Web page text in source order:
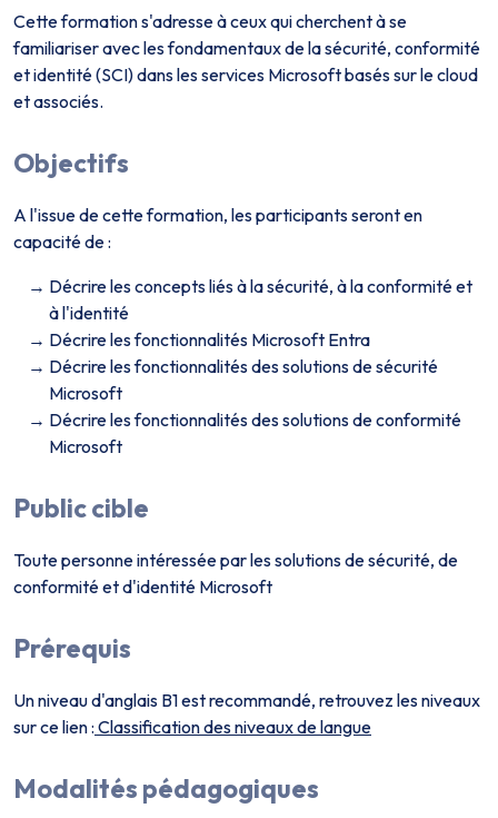
Cette formation s'adresse à ceux qui cherchent à se
familiariser avec les fondamentaux de la sécurité, conformité
et identité (SCI) dans les services Microsoft basés sur le cloud
et associés.
Objectifs
A l'issue de cette formation, les participants seront en
capacité de :
Décrire les concepts liés à la sécurité, à la conformité et
à l'identité
Décrire les fonctionnalités Microsoft Entra
Décrire les fonctionnalités des solutions de sécurité
Microsoft
Décrire les fonctionnalités des solutions de conformité
Microsoft
Public cible
Toute personne intéressée par les solutions de sécurité, de
conformité et d'identité Microsoft
Prérequis
Un niveau d'anglais B1 est recommandé, retrouvez les niveaux
sur ce lien : Classification des niveaux de langue
Modalités pédagogiques